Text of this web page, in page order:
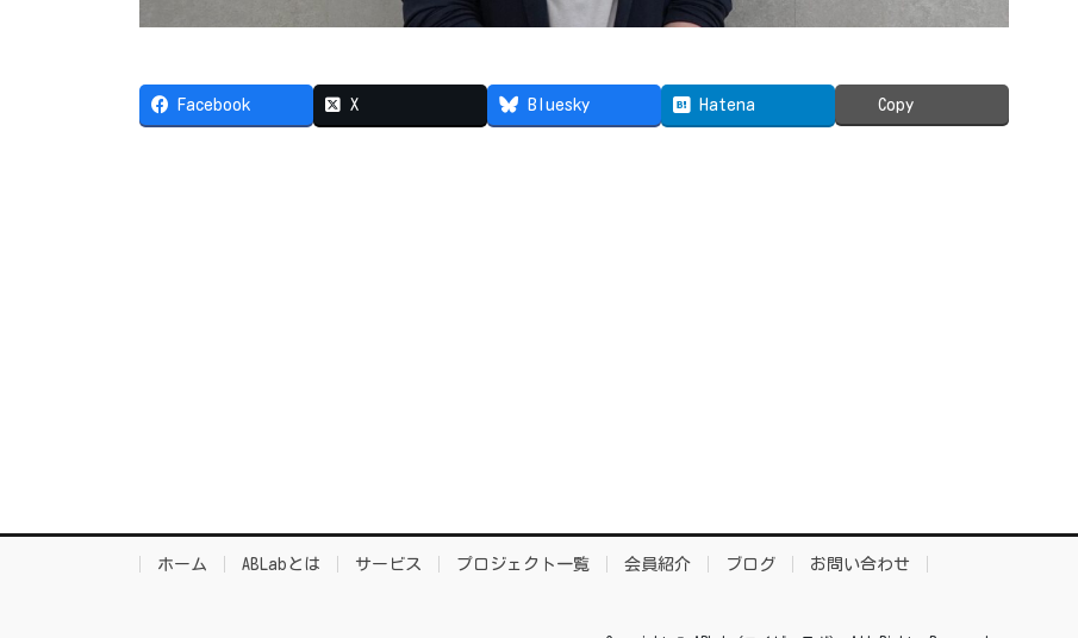
Facebook X Bluesky Hatena Copy
ホーム ABLabとは サービス プロジェクト一覧 会員紹介 ブログ お問い合わせ